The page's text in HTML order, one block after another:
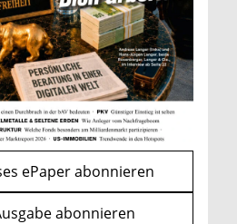
ARTIKEL
zurückweiter
im Überblick –
Kreditbeträgen und
ePaper abonnieren
abonnieren